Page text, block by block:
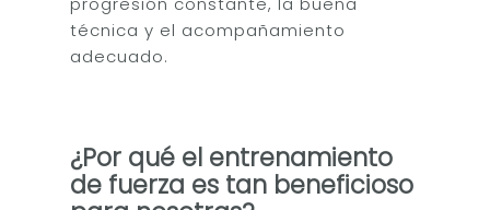
técnica y el acompañamiento
adecuado.
¿Por qué el entrenamiento
de fuerza es tan beneficioso